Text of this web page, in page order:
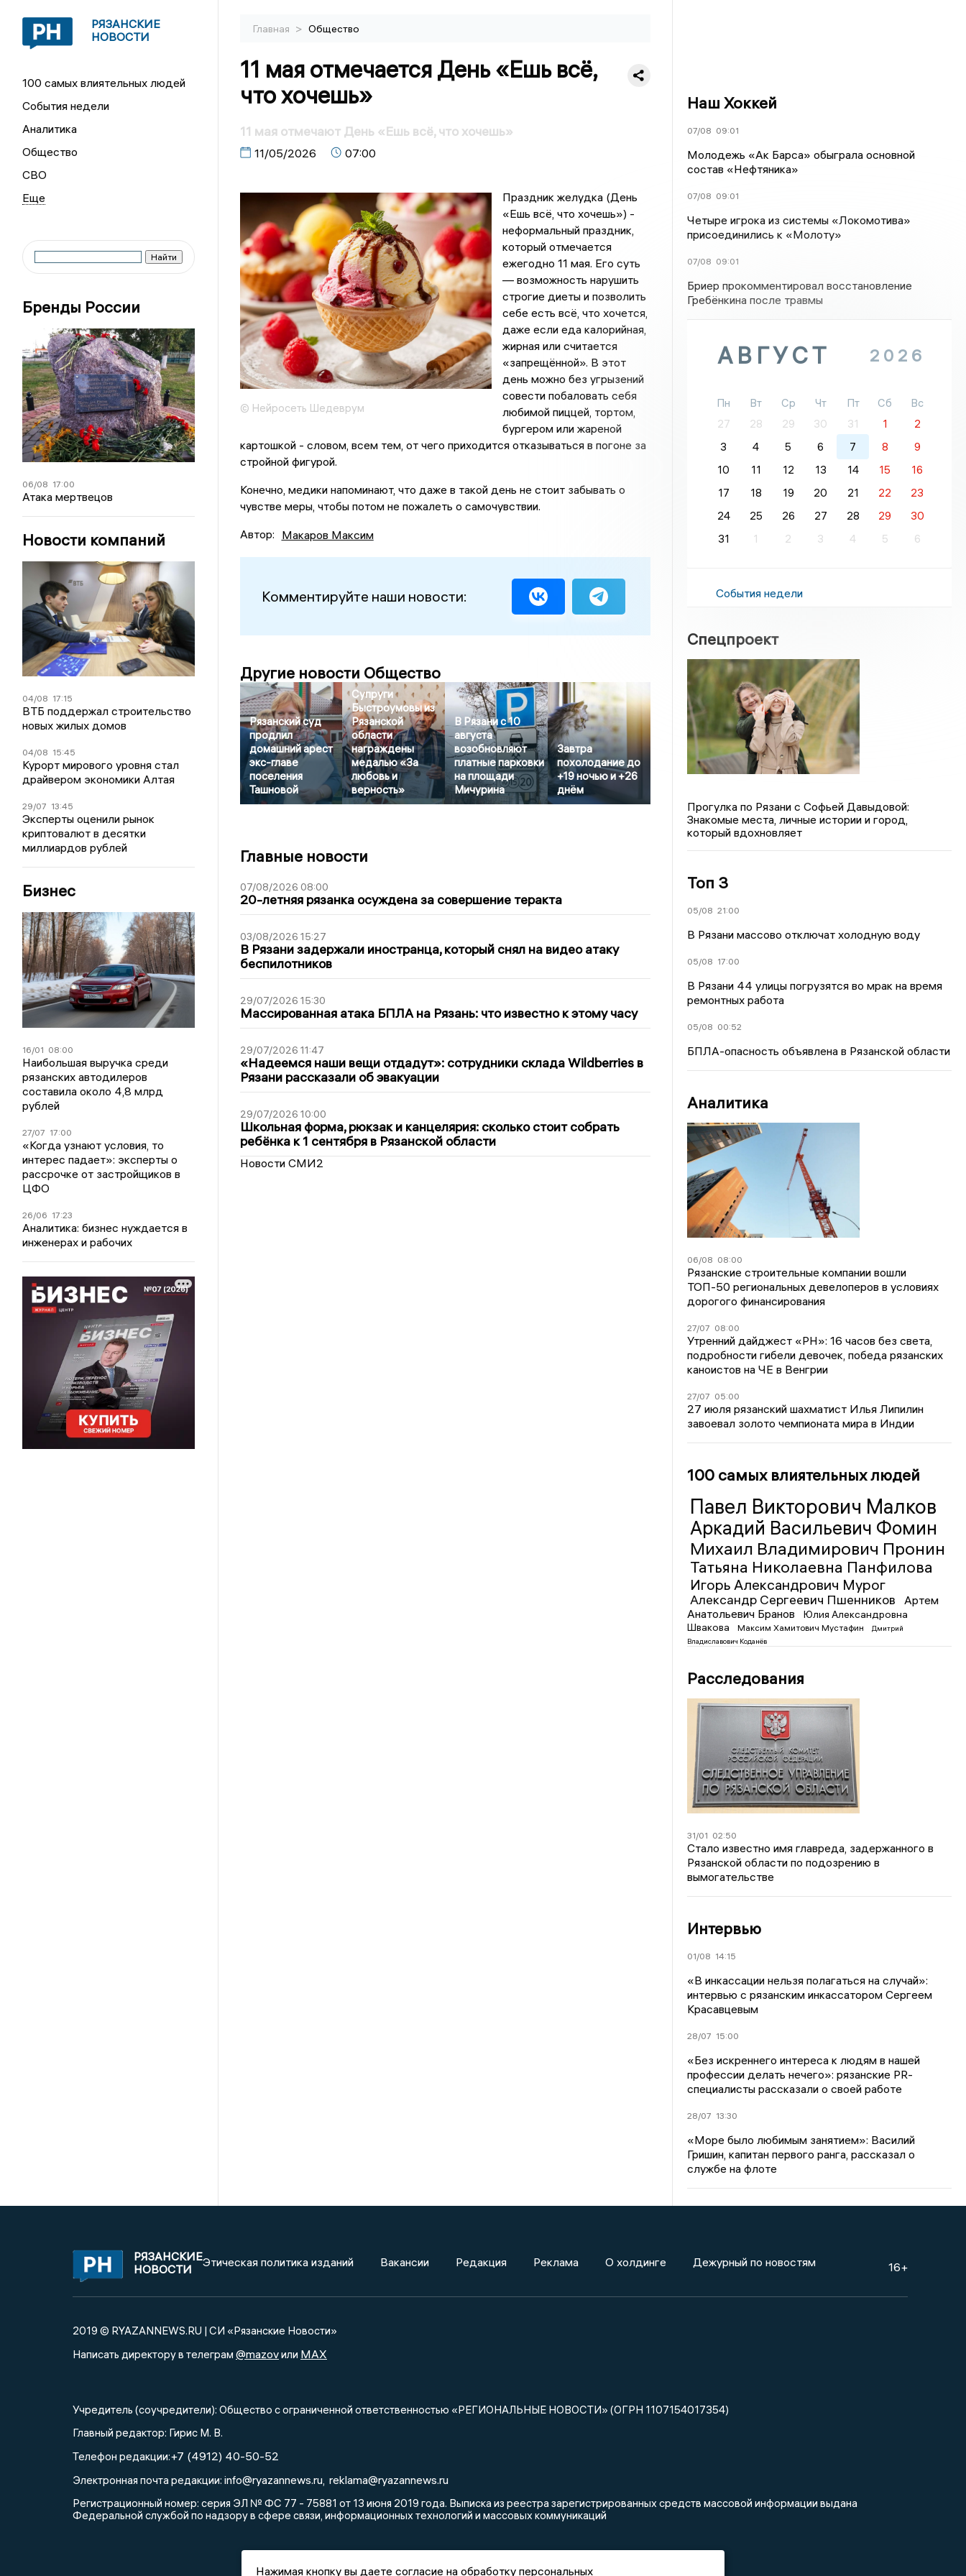
РЯЗАНСКИЕ
НОВОСТИ
100 самых влиятельных людей
События недели
Аналитика
Общество
СВО
Бренды России
06/08 17:00
Атака мертвецов
Новости компаний
04/08 17:15
ВТБ поддержал строительство
новых жилых домов
04/08 15:45
Курорт мирового уровня стал
драйвером экономики Алтая
29/07 13:45
Эксперты оценили рынок
криптовалют в десятки
миллиардов рублей
Бизнес
16/01 08:00
Наибольшая выручка среди
рязанских автодилеров
составила около 4,8 млрд
рублей
27/07 17:00
«Когда узнают условия, то
интерес падает»: эксперты о
рассрочке от застройщиков в
ЦФО
26/06 17:23
Аналитика: бизнес нуждается в
инженерах и рабочих
Главная > Общество
11 мая отмечается День «Ешь всё,
что хочешь»
11 мая отмечают День «Ешь всё, что хочешь»
11/05/2026 07:00
© Нейросеть Шедеврум
Праздник желудка (День
«Ешь всё, что хочешь») -
неформальный праздник,
который отмечается
ежегодно 11 мая. Его суть
— возможность нарушить
строгие диеты и позволить
себе есть всё, что хочется,
даже если еда калорийная,
жирная или считается
«запрещённой». В этот
день можно без угрызений
совести побаловать себя
любимой пиццей, тортом,
бургером или жареной
картошкой - словом, всем тем, от чего приходится отказываться в погоне за
стройной фигурой.
Конечно, медики напоминают, что даже в такой день не стоит забывать о
чувстве меры, чтобы потом не пожалеть о самочувствии.
Автор: Макаров Максим
Комментируйте наши новости:
Другие новости Общество
Рязанский суд
продлил
домашний арест
экс-главе
поселения
Ташновой
Супруги
Быстроумовы из
Рязанской
области
награждены
медалью «За
любовь и
верность»
В Рязани с 10
августа
возобновляют
платные парковки
на площади
Мичурина
Завтра
похолодание до
+19 ночью и +26
днём
Главные новости
07/08/2026 08:00
20-летняя рязанка осуждена за совершение теракта
03/08/2026 15:27
В Рязани задержали иностранца, который снял на видео атаку
беспилотников
29/07/2026 15:30
Массированная атака БПЛА на Рязань: что известно к этому часу
29/07/2026 11:47
«Надеемся наши вещи отдадут»: сотрудники склада Wildberries в
Рязани рассказали об эвакуации
29/07/2026 10:00
Школьная форма, рюкзак и канцелярия: сколько стоит собрать
ребёнка к 1 сентября в Рязанской области
Новости СМИ2
Наш Хоккей
07/08 09:01
Молодежь «Ак Барса» обыграла основной
состав «Нефтяника»
07/08 09:01
Четыре игрока из системы «Локомотива»
присоединились к «Молоту»
07/08 09:01
Бриер прокомментировал восстановление
Гребёнкина после травмы
АВГУСТ 2026
Пн Вт Ср Чт Пт Сб
Вс
27
28 29 30 31 1
2
3
4 5 6 7 8
9
10
11 12 13 14 15
16
17
18 19 20 21 22
23
24
25 26 27 28 29
30
31
1 2 3 4 5 6
События недели
Спецпроект
Прогулка по Рязани с Софьей Давыдовой:
Знакомые места, личные истории и город,
который вдохновляет
Топ 3
05/08 21:00
В Рязани массово отключат холодную воду
05/08 17:00
В Рязани 44 улицы погрузятся во мрак на время
ремонтных работа
05/08 00:52
БПЛА-опасность объявлена в Рязанской области
Аналитика
06/08 08:00
Рязанские строительные компании вошли
ТОП-50 региональных девелоперов в условиях
дорогого финансирования
27/07 08:00
Утренний дайджест «РН»: 16 часов без света,
подробности гибели девочек, победа рязанских
каноистов на ЧЕ в Венгрии
27/07 05:00
27 июля рязанский шахматист Илья Липилин
завоевал золото чемпионата мира в Индии
100 самых влиятельных людей
Павел Викторович Малков
Аркадий Васильевич Фомин
Михаил Владимирович Пронин
Татьяна Николаевна Панфилова
Игорь Александрович Мурог
Александр Сергеевич Пшенников
Артем
Анатольевич Бранов
Юлия Александровна
Швакова
Максим Хамитович Мустафин
Дмитрий
Владиславович Коданёв
Расследования
31/01 02:50
Стало известно имя главреда, задержанного в
Рязанской области по подозрению в
вымогательстве
Интервью
01/08 14:15
«В инкассации нельзя полагаться на случай»:
интервью с рязанским инкассатором Сергеем
Красавцевым
28/07 15:00
«Без искреннего интереса к людям в нашей
профессии делать нечего»: рязанские PR-
специалисты рассказали о своей работе
28/07 13:30
«Море было любимым занятием»: Василий
Гришин, капитан первого ранга, рассказал о
службе на флоте
РЯЗАНСКИЕ
НОВОСТИ
Этическая политика изданий Вакансии Редакция Реклама О холдинге Дежурный по новостям 16+
2019 © RYAZANNEWS.RU | СИ «Рязанские Новости»
Написать директору в телеграм @mazovили MAX
Учредитель (соучредители): Общество с ограниченной ответственностью «РЕГИОНАЛЬНЫЕ НОВОСТИ» (ОГРН 1107154017354)
Главный редактор: Гирис М. В.
Телефон редакции:+7 (4912) 40-50-52
Электронная почта редакции: info@ryazannews.ru reklama@ryazannews.ru
Регистрационный номер: серия ЭЛ № ФС 77 - 75881 от 13 июня 2019 года. Выписка из реестра зарегистрированных средств массовой информации выдана
Федеральной службой по надзору в сфере связи, информационных технологий и массовых коммуникаций
Нажимая кнопку вы даете согласие на обработку персональных